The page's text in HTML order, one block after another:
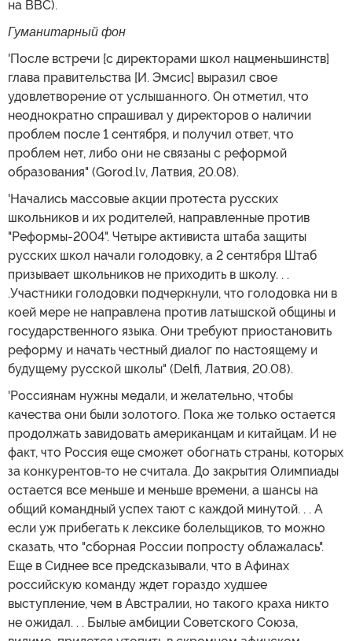
на BBC).
Гуманитарный фон
'После встречи [с директорами школ нацменьшинств]
глава правительства [И. Эмсис] выразил свое
удовлетворение от услышанного. Он отметил, что
неоднократно спрашивал у директоров о наличии
проблем после 1 сентября, и получил ответ, что
проблем нет, либо они не связаны с реформой
образования" (Gorod.lv, Латвия, 20.08).
'Начались массовые акции протеста русских
школьников и их родителей, направленные против
"Реформы-2004". Четыре активиста штаба защиты
русских школ начали голодовку, а 2 сентября Штаб
призывает школьников не приходить в школу. . .
.Участники голодовки подчеркнули, что голодовка ни в
коей мере не направлена против латышской общины и
государственного языка. Они требуют приостановить
реформу и начать честный диалог по настоящему и
будущему русской школы" (Delfi, Латвия, 20.08).
'Россиянам нужны медали, и желательно, чтобы
качества они были золотого. Пока же только остается
продолжать завидовать американцам и китайцам. И не
факт, что Россия еще сможет обогнать страны, которых
за конкурентов-то не считала. До закрытия Олимпиады
остается все меньше и меньше времени, а шансы на
общий командный успех тают с каждой минутой. . . А
если уж прибегать к лексике болельщиков, то можно
сказать, что "сборная России попросту облажалась".
Еще в Сиднее все предсказывали, что в Афинах
российскую команду ждет гораздо худшее
выступление, чем в Австралии, но такого краха никто
не ожидал. . . Былые амбиции Советского Союза,